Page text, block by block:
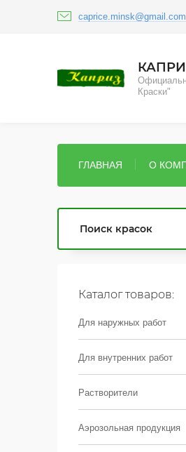
caprice.minsk@gmail.com
Краски"
ГЛАВНАЯ О
Поиск красок
Каталог товаров:
Для наружных работ
Для внутренних работ
Растворители
Аэрозольная продукция